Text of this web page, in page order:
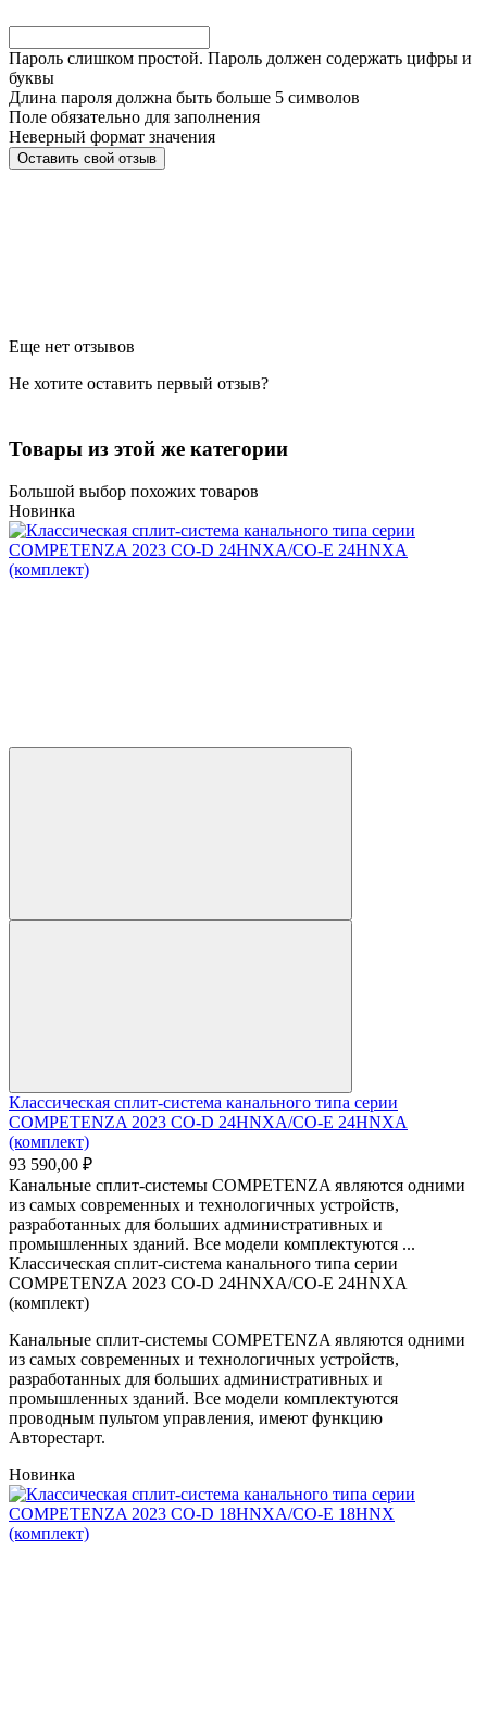
Пароль слишком простой. Пароль должен содержать цифры и
буквы
Длина пароля должна быть больше 5 символов
Поле обязательно для заполнения
Неверный формат значения
Еще нет отзывов
Не хотите оставить первый отзыв?
Товары из этой же категории
Большой выбор похожих товаров
Новинка
Классическая сплит-система канального типа серии
COMPETENZA 2023 CO-D 24HNXA/CO-E 24HNXA
(комплект)
93 590,00 ₽
Канальные сплит-системы COMPETENZA являются одними
из самых современных и технологичных устройств,
разработанных для больших административных и
промышленных зданий. Все модели комплектуются ...
Классическая сплит-система канального типа серии
COMPETENZA 2023 CO-D 24HNXA/CO-E 24HNXA
(комплект)
Канальные сплит-системы COMPETENZA являются одними
из самых современных и технологичных устройств,
разработанных для больших административных и
промышленных зданий. Все модели комплектуются
проводным пультом управления, имеют функцию
Авторестарт.
Новинка